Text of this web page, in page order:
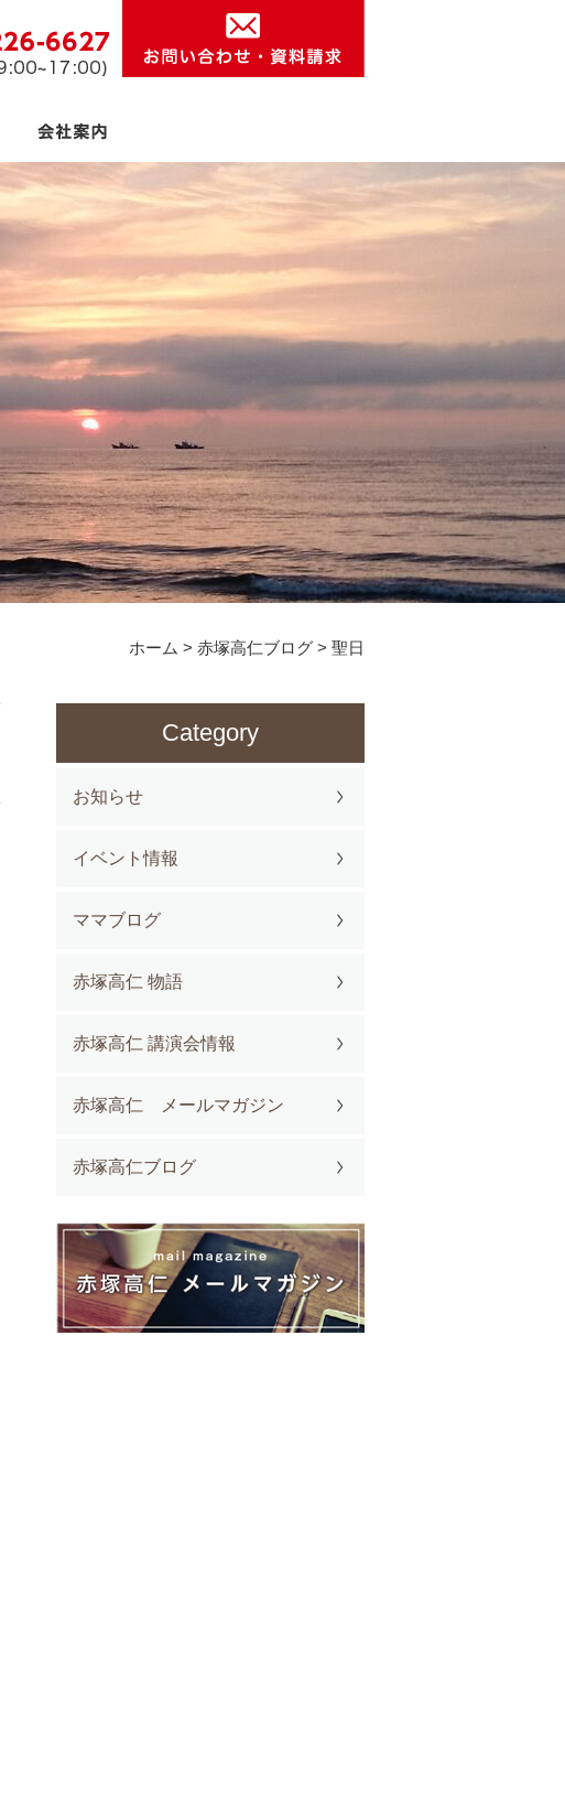
ホーム > 赤塚高仁ブログ > 聖日
Category
お知らせ
イベント情報
ママブログ
赤塚高仁 物語
赤塚高仁 講演会情報
赤塚高仁 メールマガジン
赤塚高仁ブログ